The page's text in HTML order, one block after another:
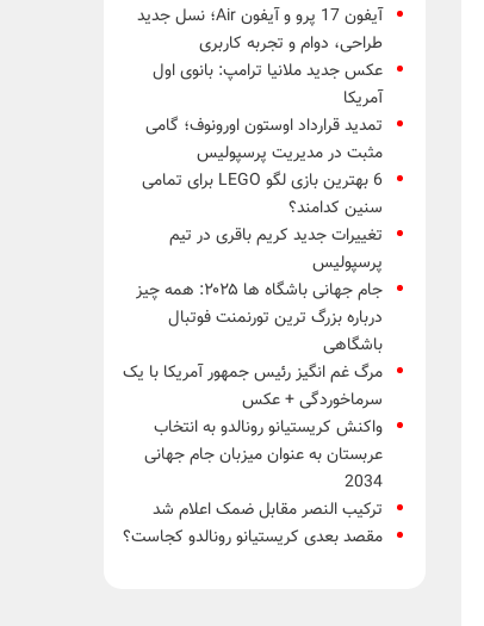
آیفون 17 پرو و آیفون Air؛ نسل جدید
طراحی، دوام و تجربه کاربری
عکس جدید ملانیا ترامپ: بانوی اول
آمریکا
تمدید قرارداد اوستون اورونوف؛ گامی
مثبت در مدیریت پرسپولیس
6 بهترین بازی لگو LEGO برای تمامی
سنین کدامند؟
تغییرات جدید کریم باقری در تیم
پرسپولیس
جام جهانی باشگاه ها ۲۰۲۵: همه چیز
درباره بزرگ ترین تورنمنت فوتبال
باشگاهی
مرگ غم انگیز رئیس جمهور آمریکا با یک
سرماخوردگی + عکس
واکنش کریستیانو رونالدو به انتخاب
عربستان به عنوان میزبان جام جهانی
2034
ترکیب النصر مقابل ضمک اعلام شد
مقصد بعدی کریستیانو رونالدو کجاست؟